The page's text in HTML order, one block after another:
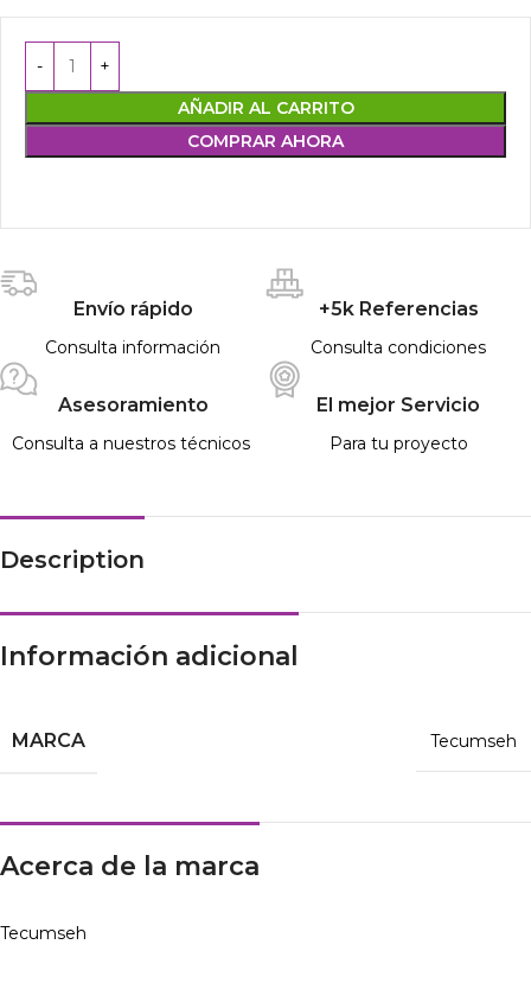
AÑADIR AL CARRITO
COMPRAR AHORA
Envío rápido
Consulta información
+5k Referencias
Consulta condiciones
Asesoramiento
Consulta a nuestros técnicos
El mejor Servicio
Para tu proyecto
Description
Información adicional
MARCA Tecumseh
Acerca de la marca
Tecumseh